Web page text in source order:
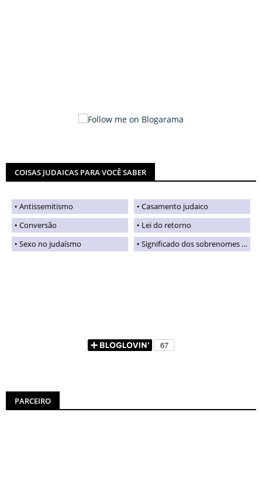
COISAS JUDAICAS PARA VOCÊ SABER
Antissemitismo
Casamento judaico
Conversão
Lei do retorno
Sexo no judaísmo
Significado dos sobrenomes judaicos
PARCEIRO